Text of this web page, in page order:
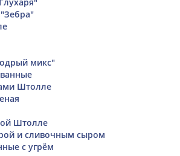
микс"
Штолле
Штолле
и сливочным сыром
с угрём